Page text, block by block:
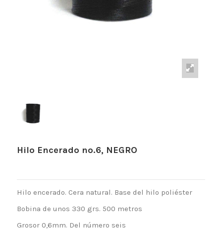
Hilo Encerado nº.6, NEGRO
Hilo encerado. Cera natural. Base del hilo poliéster
Bobina de unos 330 grs. 500 metros
Grosor 0,6mm. Del número seis